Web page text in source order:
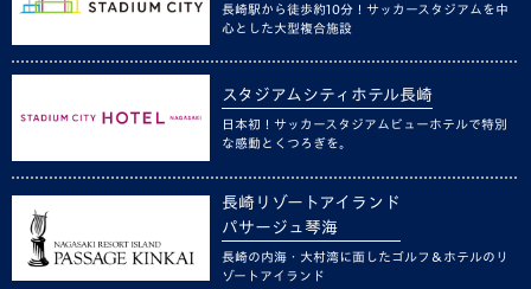
長崎駅から徒歩約10分！サッカースタジアムを中
心とした大型複合施設
スタジアムシティホテル長崎
日本初！サッカースタジアムビューホテルで特別
な感動とくつろぎを。
長崎リゾートアイランド
パサージュ琴海
長崎の内海・大村湾に面したゴルフ＆ホテルのリ
ゾートアイランド